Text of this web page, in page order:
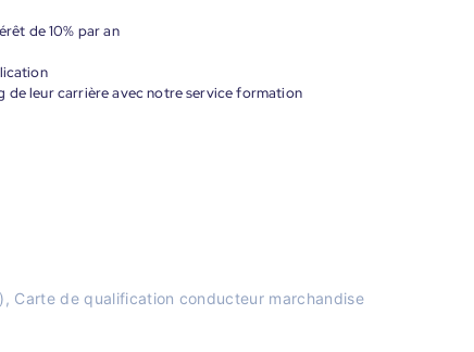
de 10% par an
de leur carrière avec notre service formation
Carte de qualification conducteur marchandise